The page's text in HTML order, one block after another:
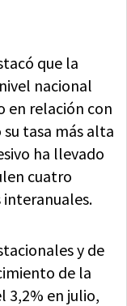
que la
nacional
en relación con
tasa más alta
ha llevado
cuatro
interanuales.
y de
de la
3,2% en julio,